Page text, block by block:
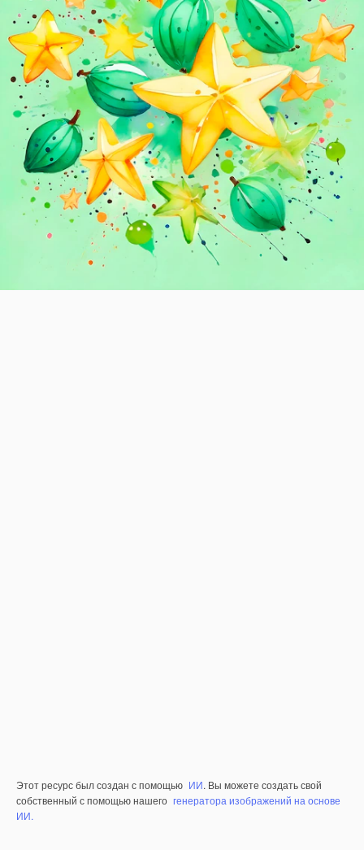
Этот ресурс был создан с помощью ИИ. Вы можете создать свой
собственный с помощью нашего генератора изображений на основе
ИИ.